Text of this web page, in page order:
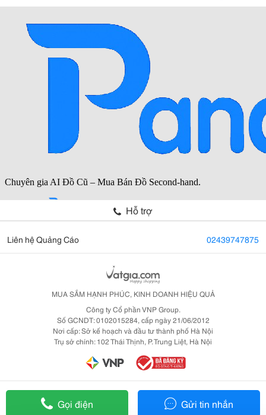
Gọi điện Gửi tin nhắn
Hỗ trợ
Liên hệ Quảng Cáo 02439747875
MUA SẮM HẠNH PHÚC, KINH DOANH HIỆU QUẢ
Công ty Cổ phần VNP Group.
Số GCNDT: 0102015284, cấp ngày 21/06/2012
Nơi cấp: Sở kế hoạch và đầu tư thành phố Hà Nội
Trụ sở chính: 102 Thái Thịnh, P. Trung Liệt, Hà Nội